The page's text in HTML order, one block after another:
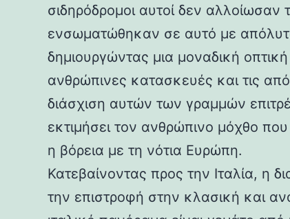
σιδηρόδρομοι αυτοί δεν αλλοίωσαν
ενσωματώθηκαν σε αυτό με
δημιουργώντας μια μοναδική
ανθρώπινες κατασκευές και τις
διάσχιση αυτών των γραμμών
εκτιμήσει τον ανθρώπινο μόχθο
η βόρεια με τη νότια Ευρώπη.
Κατεβαίνοντας προς την Ιταλία, η
την επιστροφή στην κλασική και